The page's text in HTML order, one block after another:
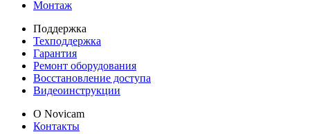
Монтаж
Поддержка
Техподдержка
Гарантия
Ремонт оборудования
Восстановление доступа
Видеоинструкции
О Novicam
Контакты